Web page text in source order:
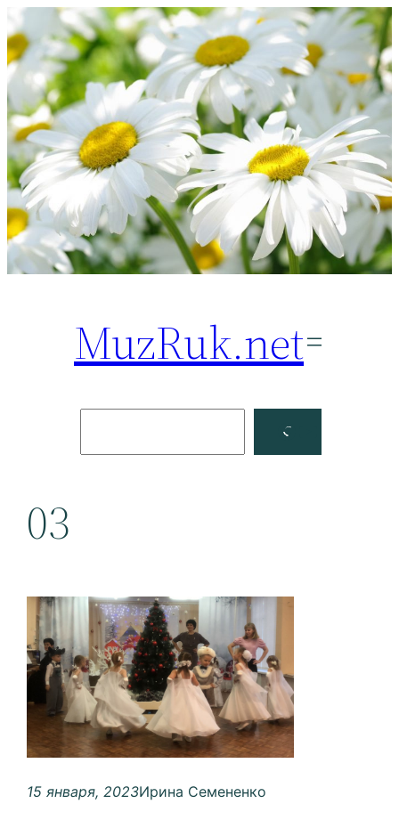
Перейти
к
содержимому
MuzRuk.net
Facebook
03
15 января, 2023Ирина Семененко